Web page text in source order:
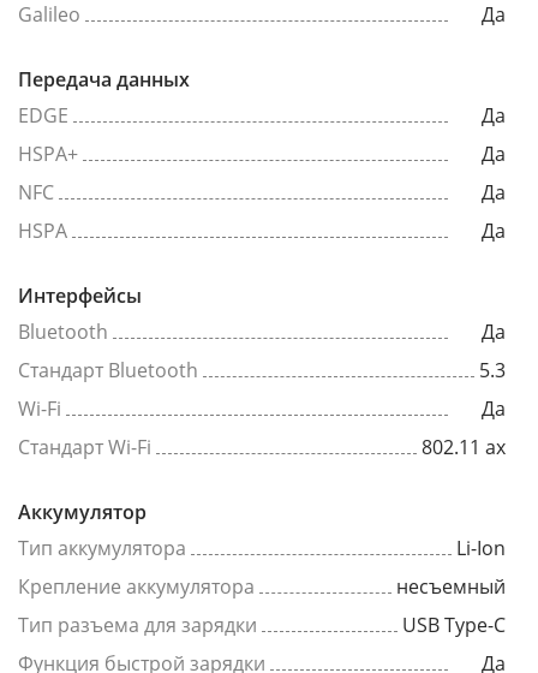
Galileo
Да
Передача данных
EDGE
Да
HSPA+
Да
NFC
Да
HSPA
Да
Интерфейсы
Bluetooth
Да
Стандарт Bluetooth
5.3
Wi-Fi
Да
Стандарт Wi-Fi
802.11 ax
Аккумулятор
Тип аккумулятора
Li-Ion
Крепление аккумулятора
несъемный
Тип разъема для зарядки
USB Type-C
Функция быстрой зарядки
Да